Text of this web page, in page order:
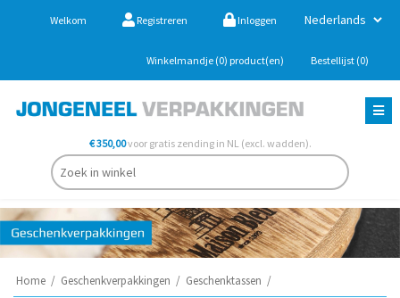
Welkom Registreren Inloggen
Winkelmandje (0) product(en) Bestellijst (0)
€ 350,00voor gratis zending in NL (excl. wadden).
Home / Geschenkverpakkingen / Geschenktassen /